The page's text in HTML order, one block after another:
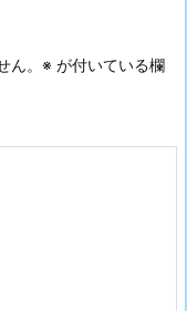
。 ※ が付いている欄